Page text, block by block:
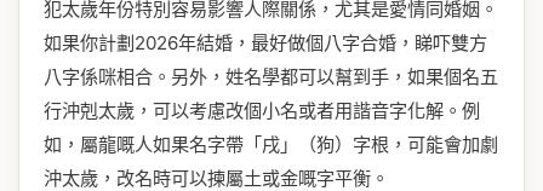
犯太歲年份特別容易影響人際關係，尤其是愛情同婚姻。
如果你計劃2026年結婚，最好做個八字合婚，睇吓雙方
八字係咪相合。另外，姓名學都可以幫到手，如果個名五
行沖剋太歲，可以考慮改個小名或者用諧音字化解。例
如，屬龍嘅人如果名字帶「戌」（狗）字根，可能會加劇
沖太歲，改名時可以揀屬土或金嘅字平衡。